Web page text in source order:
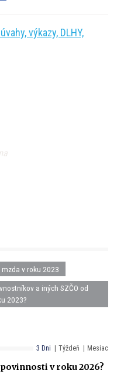
výkazy, DLHY,
v roku 2023
a iných SZČO od
2023?
3 Dni Týždeň Mesiac
v roku 2026?